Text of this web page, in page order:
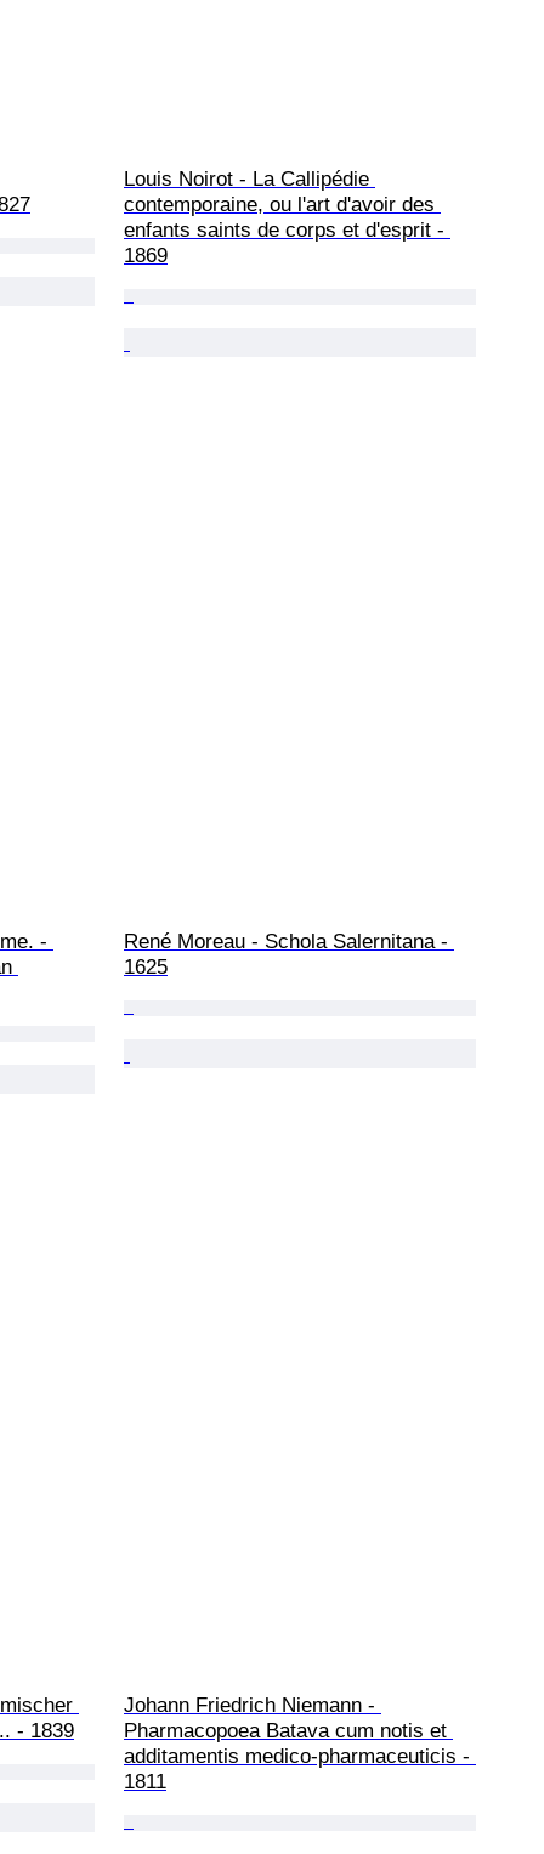
Louis Noirot - La Callipédie
contemporaine, ou l'art d'avoir des
enfants saints de corps et d'esprit -
1869
-
René Moreau - Schola Salernitana -
1625
- 1839
Johann Friedrich Niemann -
Pharmacopoea Batava cum notis et
additamentis medico-pharmaceuticis -
1811